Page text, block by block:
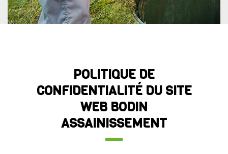
POLITIQUE DE
CONFIDENTIALITÉ DU SITE
WEB BODIN
ASSAINISSEMENT